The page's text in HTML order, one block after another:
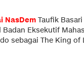
NasDem Taufik
Eksekutif
sebagai The King of